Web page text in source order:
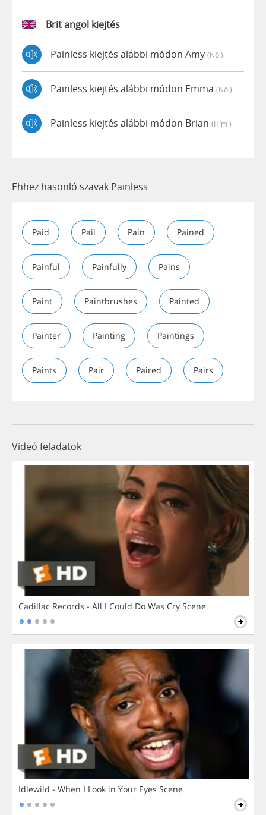
Brit angol kiejtés
Painless kiejtés alábbi módon Amy (női)
Painless kiejtés alábbi módon Emma (női)
Painless kiejtés alábbi módon Brian (hím )
Ehhez hasonló szavak Painless
Paid Pail Pain Pained
Painful Painfully Pains
Paint Paintbrushes Painted
Painter Painting Paintings
Paints Pair Paired Pairs
Videó feladatok
Cadillac Records - All I Could Do Was Cry Scene
Idlewild - When I Look in Your Eyes Scene